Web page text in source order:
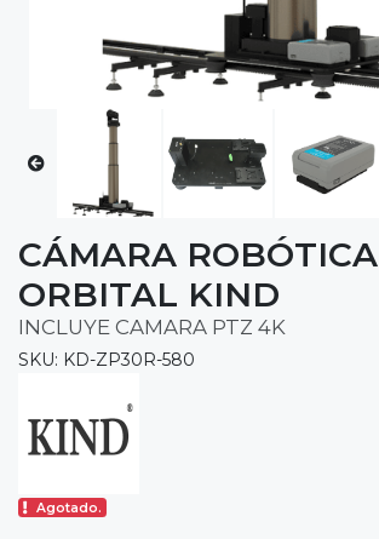
CÁMARA ROBÓTICA
ORBITAL KIND
INCLUYE CAMARA PTZ 4K
SKU: KD-ZP30R-580
Agotado.